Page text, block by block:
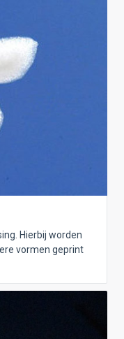
Hierbij worden
vormen geprint